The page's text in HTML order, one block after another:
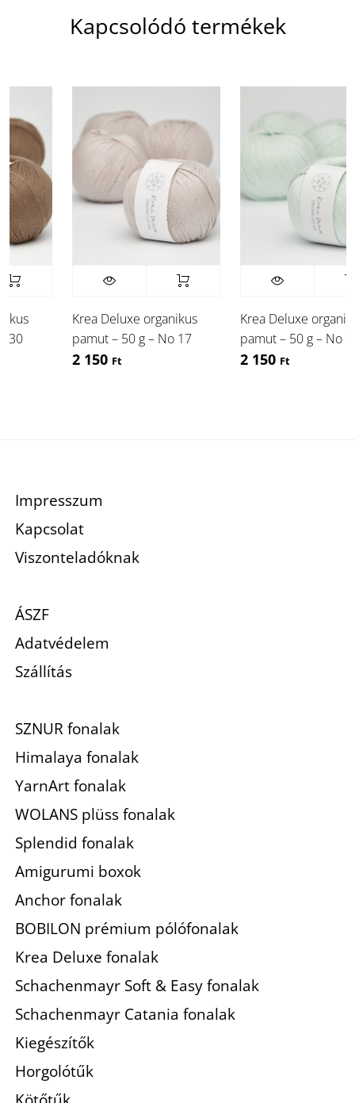
Kapcsolódó termékek
Krea Deluxe organikus
pamut – 50 g – No 17
2 150Ft
Krea Deluxe organikus
pamut – 50 g – No 31
2 150Ft
Impresszum
Kapcsolat
Viszonteladóknak
ÁSZF
Adatvédelem
Szállítás
SZNUR fonalak
Himalaya fonalak
YarnArt fonalak
WOLANS plüss fonalak
Splendid fonalak
Amigurumi boxok
Anchor fonalak
BOBILON prémium pólófonalak
Krea Deluxe fonalak
Schachenmayr Soft & Easy fonalak
Schachenmayr Catania fonalak
Kiegészítők
Horgolótűk